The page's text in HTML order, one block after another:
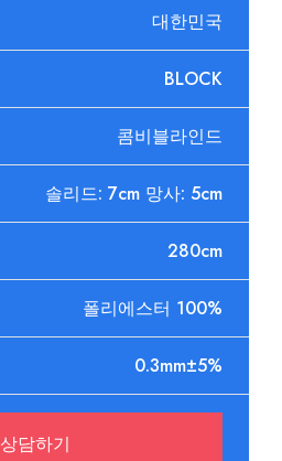
대한민국
BLOCK
콤비블라인드
솔리드: 7cm 망사: 5cm
280cm
폴리에스터 100%
0.3mm±5%
상담하기